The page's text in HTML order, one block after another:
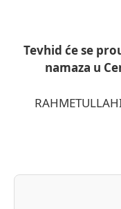
Tevhid će se
namaza u